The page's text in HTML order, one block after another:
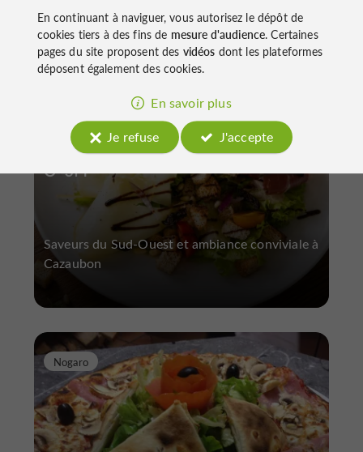
O' 3M
Barbotan
Saveurs du Sud-Ouest et ambiance conviviale à
Cazaubon
Nogaro
En continuant à naviguer, vous autorisez le dépôt de
cookies tiers à des fins de mesure d'audience. Certaines
pages du site proposent des vidéos dont les plateformes
déposent également des cookies.
En savoir plus
Je refuse
J'accepte